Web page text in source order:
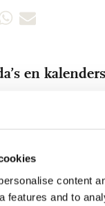
content
features and to
DeelDeel
mail
en kalenders